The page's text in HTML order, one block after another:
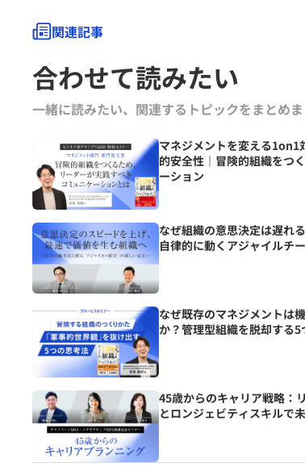
関連記事
合わせて読みたい
一緒に読みたい、関連するトピックをまとめ
マネジメントを変える1on1
的安全性｜冒険的組織をつ
ーション
なぜ組織の意思決定は遅れ
自律的に動くアジャイルチ
なぜ既存のマネジメントは
か？管理型組織を脱却する5
45歳からのキャリア戦略：
とロンジェビティスキルで